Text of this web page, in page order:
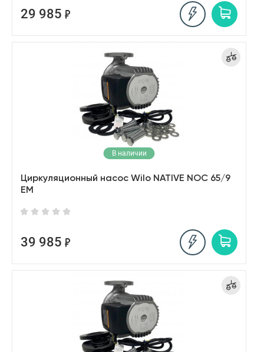
29 985
В наличии
Циркуляционный насос Wilo NATIVE NOC 65/9
EM
39 985